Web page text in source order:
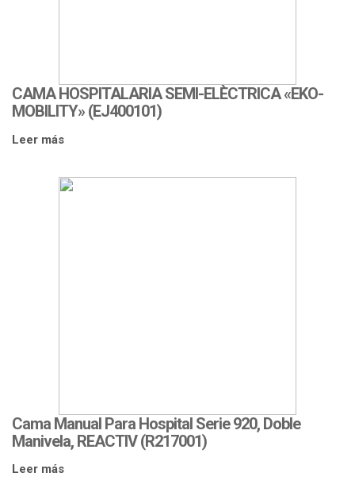
CAMA HOSPITALARIA SEMI-ELÈCTRICA «EKO-
MOBILITY» (EJ400101)
Leer más
Cama Manual Para Hospital Serie 920, Doble
Manivela, REACTIV (R217001)
Leer más